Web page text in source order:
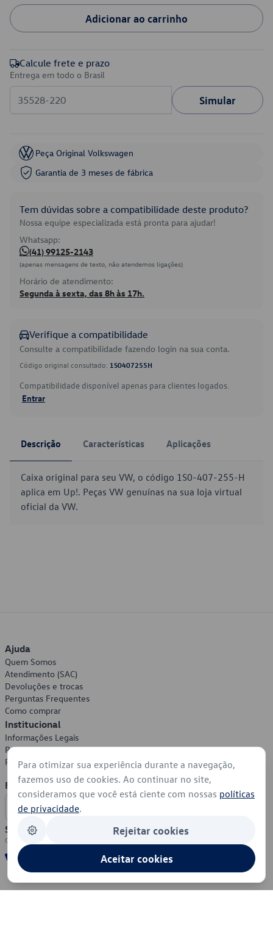
Adicionar ao carrinho
Calcule frete e prazo
Entrega em todo o Brasil
Simular
Peça Original Volkswagen
Garantia de 3 meses de fábrica
Tem dúvidas sobre a compatibilidade deste produto?
Nossa equipe especializada está pronta para ajudar!
Whatsapp:
(41) 99125-2143
(apenas mensagens de texto, não atendemos ligações)
Horário de atendimento:
Segunda à sexta, das 8h às 17h.
Verifique a compatibilidade
Consulte a compatibilidade fazendo login na sua conta.
Código original consultado: 1S0407255H
Compatibilidade disponível apenas para clientes logados.
Entrar
Descrição Características Aplicações
Caixa original para seu VW, o código 1S0-407-255-H
aplica em Up!. Peças VW genuínas na sua loja virtual
oficial da VW.
Ajuda
Quem Somos
Atendimento (SAC)
Devoluções e trocas
Perguntas Frequentes
Como comprar
Institucional
Informações Legais
Política de Privacidade
Política de Cookies
Formas de Pagamento
Segurança
Para otimizar sua experiência durante a navegação,
fazemos uso de cookies. Ao continuar no site,
consideramos que você está ciente com nossas políticas
de privacidade.
Rejeitar cookies
Aceitar cookies